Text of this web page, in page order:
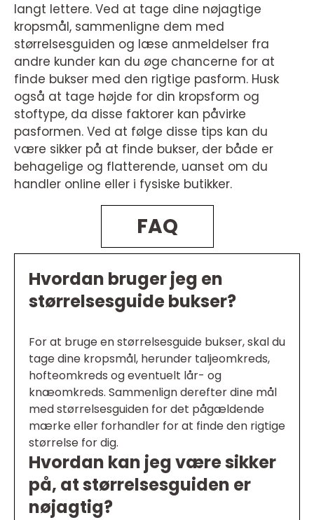
langt lettere. Ved at tage dine nøjagtige
kropsmål, sammenligne dem med
størrelsesguiden og læse anmeldelser fra
andre kunder kan du øge chancerne for at
finde bukser med den rigtige pasform. Husk
også at tage højde for din kropsform og
stoftype, da disse faktorer kan påvirke
pasformen. Ved at følge disse tips kan du
være sikker på at finde bukser, der både er
behagelige og flatterende, uanset om du
handler online eller i fysiske butikker.
FAQ
Hvordan bruger jeg en
størrelsesguide bukser?
For at bruge en størrelsesguide bukser, skal du
tage dine kropsmål, herunder taljeomkreds,
hofteomkreds og eventuelt lår- og
knæomkreds. Sammenlign derefter dine mål
med størrelsesguiden for det pågældende
mærke eller forhandler for at finde den rigtige
størrelse for dig.
Hvordan kan jeg være sikker
på, at størrelsesguiden er
nøjagtig?